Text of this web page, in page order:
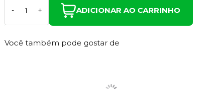
- + ADICIONAR AO CARRINHO
Você também pode gostar de